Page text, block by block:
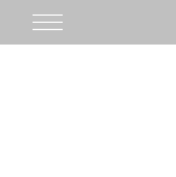
Skip
to
Toggle
navigation